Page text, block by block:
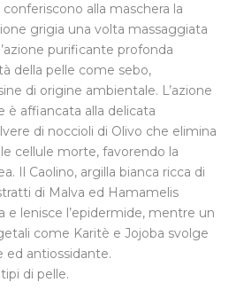
alla maschera la
grigia una volta massaggiata
purificante profonda
della pelle come sebo,
di origine ambientale. L’azione
è affiancata alla delicata
di noccioli di Olivo che elimina
cellule morte, favorendo la
Il Caolino, argilla bianca ricca di
di Malva ed Hamamelis
e lenisce l’epidermide, mentre un
come Karitè e Jojoba svolge
ed antiossidante.
di pelle.